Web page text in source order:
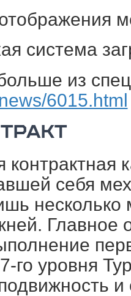
система
из
6015.html
контрактная
себя
несколько
Главное
го уровня